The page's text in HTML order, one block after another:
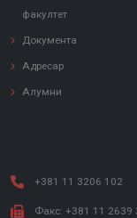
факултет
Документа
Адресар
Алумни
+381 11 3206 102
Факс: +381 11 2639